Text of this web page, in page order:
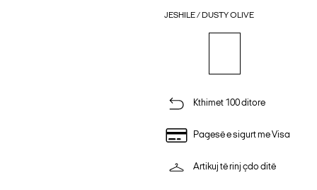
JESHILE / DUSTY OLIVE
Kthimet 100 ditore
Pagesë e sigurt me Visa
Artikuj të rinj çdo ditë